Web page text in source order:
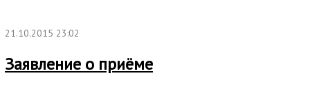
21.10.2015 23:02
Заявление о приёме